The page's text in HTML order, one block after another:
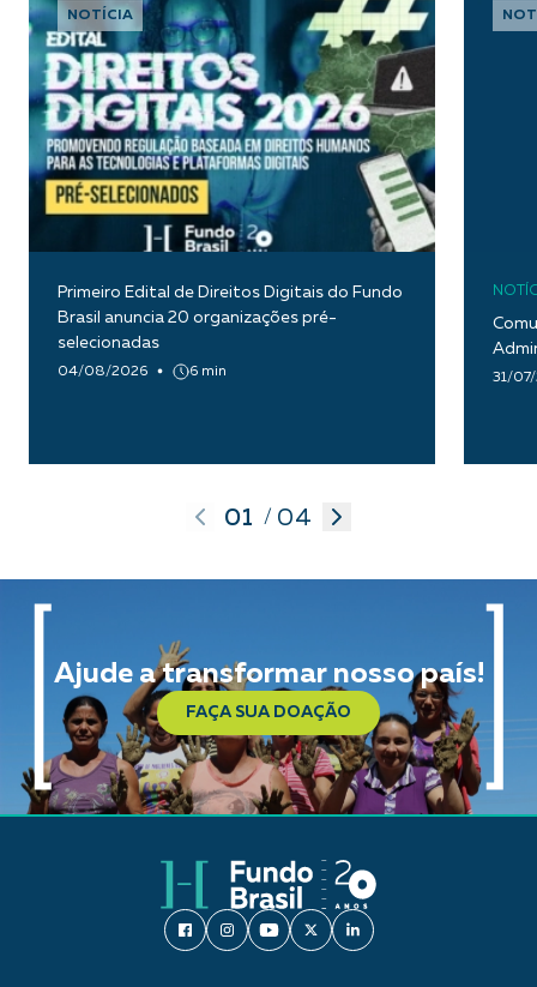
NOTÍCIA
Primeiro Edital de Direitos Digitais do Fundo
Brasil anuncia 20 organizações pré-
selecionadas
04/08/2026 6 min 31/
01 / 04
Ajude a transformar nosso país!
FAÇA SUA DOAÇÃO